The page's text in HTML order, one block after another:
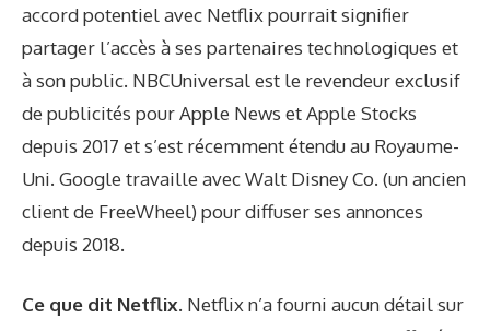
accord potentiel avec Netflix pourrait signifier
partager l’accès à ses partenaires technologiques et
à son public. NBCUniversal est le revendeur exclusif
de publicités pour Apple News et Apple Stocks
depuis 2017 et s’est récemment étendu au Royaume-
Uni. Google travaille avec Walt Disney Co. (un ancien
client de FreeWheel) pour diffuser ses annonces
depuis 2018.
Ce que dit Netflix. Netflix n’a fourni aucun détail sur